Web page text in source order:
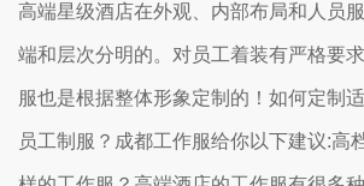
高端星级酒店在外观、内部布局和人员
端和层次分明的。对员工着装有严格要
服也是根据整体形象定制的！如何定制
员工制服？成都工作服给你以下建议:高